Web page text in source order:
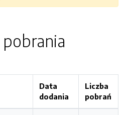
pobrania
Data
dodania
Liczba
pobrań